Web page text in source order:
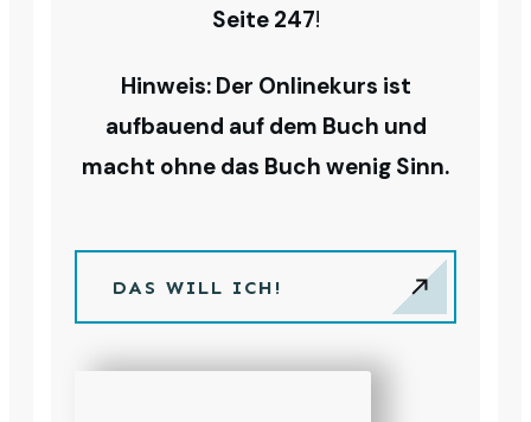
Seite 247!
Hinweis: Der Onlinekurs ist
aufbauend auf dem Buch und
macht ohne das Buch wenig Sinn.
DAS WILL ICH!